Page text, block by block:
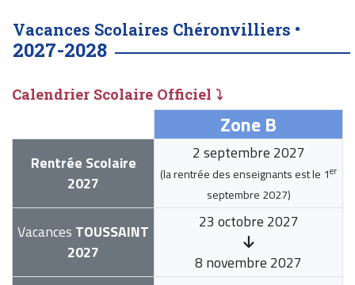
Vacances Scolaires Chéronvilliers •
2027-2028
Calendrier Scolaire Officiel ⤵
Zone B
Rentrée Scolaire
2027
2 septembre 2027
(la rentrée des enseignants est le 1er
septembre 2027)
Vacances TOUSSAINT
2027
23 octobre 2027
8 novembre 2027